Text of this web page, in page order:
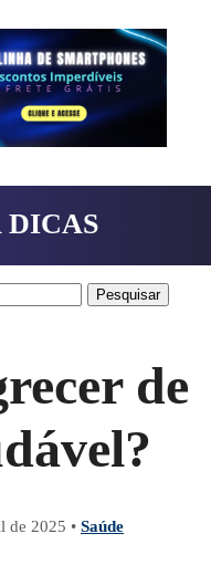
DICAS
de
de 2025 • Saúde